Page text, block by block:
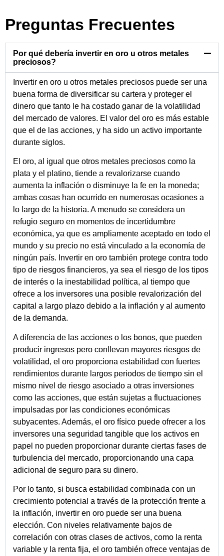
Preguntas Frecuentes
Por qué debería invertir en oro u otros metales
preciosos?
Invertir en oro u otros metales preciosos puede ser una
buena forma de diversificar su cartera y proteger el
dinero que tanto le ha costado ganar de la volatilidad
del mercado de valores. El valor del oro es más estable
que el de las acciones, y ha sido un activo importante
durante siglos.
El oro, al igual que otros metales preciosos como la
plata y el platino, tiende a revalorizarse cuando
aumenta la inflación o disminuye la fe en la moneda;
ambas cosas han ocurrido en numerosas ocasiones a
lo largo de la historia. A menudo se considera un
refugio seguro en momentos de incertidumbre
económica, ya que es ampliamente aceptado en todo el
mundo y su precio no está vinculado a la economía de
ningún país. Invertir en oro también protege contra todo
tipo de riesgos financieros, ya sea el riesgo de los tipos
de interés o la inestabilidad política, al tiempo que
ofrece a los inversores una posible revalorización del
capital a largo plazo debido a la inflación y al aumento
de la demanda.
A diferencia de las acciones o los bonos, que pueden
producir ingresos pero conllevan mayores riesgos de
volatilidad, el oro proporciona estabilidad con fuertes
rendimientos durante largos periodos de tiempo sin el
mismo nivel de riesgo asociado a otras inversiones
como las acciones, que están sujetas a fluctuaciones
impulsadas por las condiciones económicas
subyacentes. Además, el oro físico puede ofrecer a los
inversores una seguridad tangible que los activos en
papel no pueden proporcionar durante ciertas fases de
turbulencia del mercado, proporcionando una capa
adicional de seguro para su dinero.
Por lo tanto, si busca estabilidad combinada con un
crecimiento potencial a través de la protección frente a
la inflación, invertir en oro puede ser una buena
elección. Con niveles relativamente bajos de
correlación con otras clases de activos, como la renta
variable y la renta fija, el oro también ofrece ventajas de